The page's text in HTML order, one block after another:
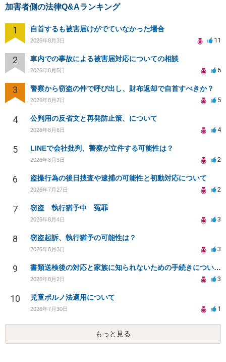
加害者側の法律Q&Aランキング
1 自首するも被害届けがでていなかった場合
2026年8月3日 11
2 車内での事故による被害届対応についての相談
2026年8月5日 6
3 警察から窃盗の件で呼び出し、財布返却で自首すべきか？
2026年8月2日 5
4 公判用の反省文と再発防止策、について
2026年8月6日 4
5 LINEで会社批判、警察が立件する可能性は？
2026年8月3日 2
6 盗撮行為の後日捜査や逮捕の可能性と初動対応について
2026年7月27日 2
7 窃盗 執行猶予中 冤罪
2026年8月4日 3
8 窃盗起訴、執行猶予の可能性は？
2026年8月3日 3
9 書類送検後の対応と家族に知られないための手続きについて相談
2026年8月2日 3
10 児童ポルノ法適用について
2026年7月30日 1
もっと見る